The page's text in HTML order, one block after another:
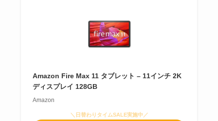
Amazon Fire Max 11 タブレット – 11インチ 2K
ディスプレイ 128GB
Amazon
＼日替わりタイムSALE実施中／